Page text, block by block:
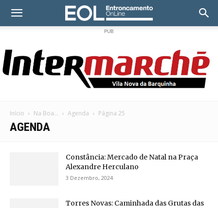
PUB
Início Na Boa... Agenda Página 25
AGENDA
Constância: Mercado de Natal na Praça
Alexandre Herculano
3 Dezembro, 2024
Torres Novas: Caminhada das Grutas das